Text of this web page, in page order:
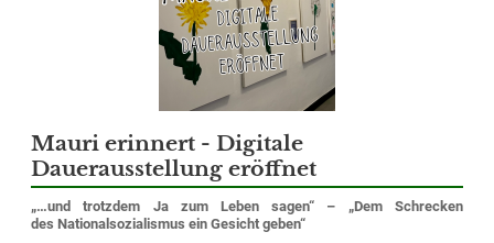
Mauri erinnert - Digitale
Dauerausstellung eröffnet
„…und trotzdem Ja zum Leben sagen“ – „Dem Schrecken
des Nationalsozialismus ein Gesicht geben“